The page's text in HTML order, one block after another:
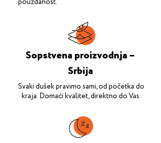
pouzdanost.
Sopstvena proizvodnja –
Srbija
Svaki dušek pravimo sami, od početka do
kraja. Domaći kvalitet, direktno do Vas.